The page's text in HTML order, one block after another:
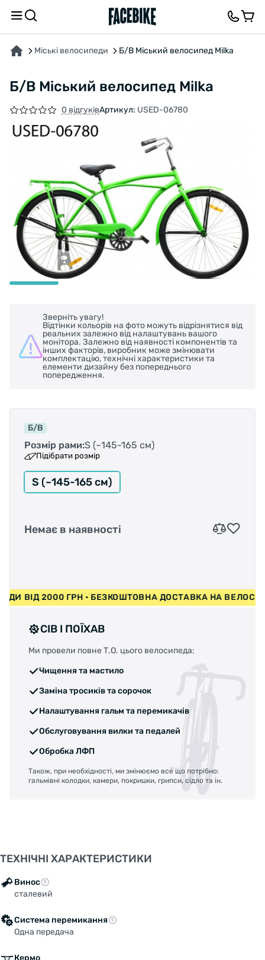
Міські велосипеди Б/В Міський велосипед Milka
Б/В Міський велосипед Milka
0 відгуківАртикул: USED-06780
Зверніть увагу!
Відтінки кольорів на фото можуть відрізнятися від
реальних залежно від налаштувань вашого
монітора. Залежно від наявності компонентів та
інших факторів, виробник може змінювати
комплектацію, технічні характеристики та
елементи дизайну без попереднього
попередження.
Б/В
Розмір рами:S (~145-165 см)
Підібрати розмір
S (~145-165 см)
Немає в наявності
ВІД 2000 ГРН • БЕЗКОШТОВНА ДОСТАВКА НА
СІВ І ПОЇХАВ
Ми провели повне Т.О. цього велосипеда:
Чищення та мастило
Заміна тросиків та сорочок
Налаштування гальм та перемикачів
Обслуговування вилки та педалей
Обробка ЛФП
Також, при необхідності, ми змінюємо все що потрібно:
гальмівні колодки, камери, покришки, грипси, сідло та ін.
ТЕХНІЧНІ ХАРАКТЕРИСТИКИ
Винос
сталевий
Система перемикання
Одна передача
Кермо
ПРО ТОВАР ХАРАКТЕРИСТИКИОПИС ВІДГУКИ ТА ЗАПИТАННЯ